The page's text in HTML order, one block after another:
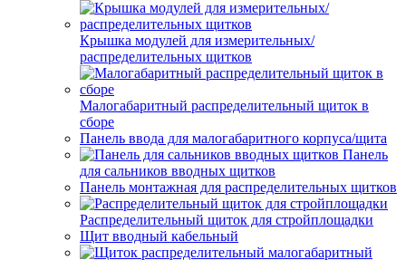
Крышка модулей для измерительных/
распределительных щитков
Малогабаритный распределительный щиток в
сборе
Панель ввода для малогабаритного корпуса/щита
Панель
для сальников вводных щитков
Панель монтажная для распределительных щитков
Распределительный щиток для стройплощадки
Щит вводный кабельный